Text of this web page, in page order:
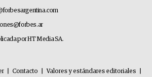
por HT Media SA.
Contacto Valores y estándares editoriales